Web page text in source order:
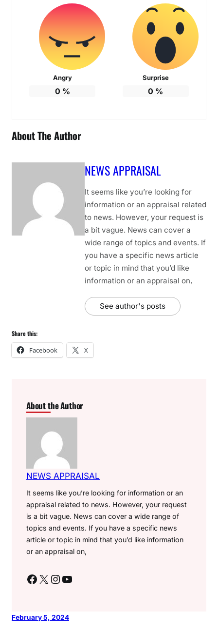
Angry
0 %
Surprise
0 %
About The Author
NEWS APPRAISAL
It seems like you’re looking for
information or an appraisal related
to news. However, your request is
a bit vague. News can cover a
wide range of topics and events. If
you have a specific news article
or topic in mind that you’d like
information or an appraisal on,
See author's posts
Share this:
Facebook X
About the Author
NEWS APPRAISAL
It seems like you’re looking for information or an
appraisal related to news. However, your request
is a bit vague. News can cover a wide range of
topics and events. If you have a specific news
article or topic in mind that you’d like information
or an appraisal on,
Facebook X Instagram YouTube
February 5, 2024